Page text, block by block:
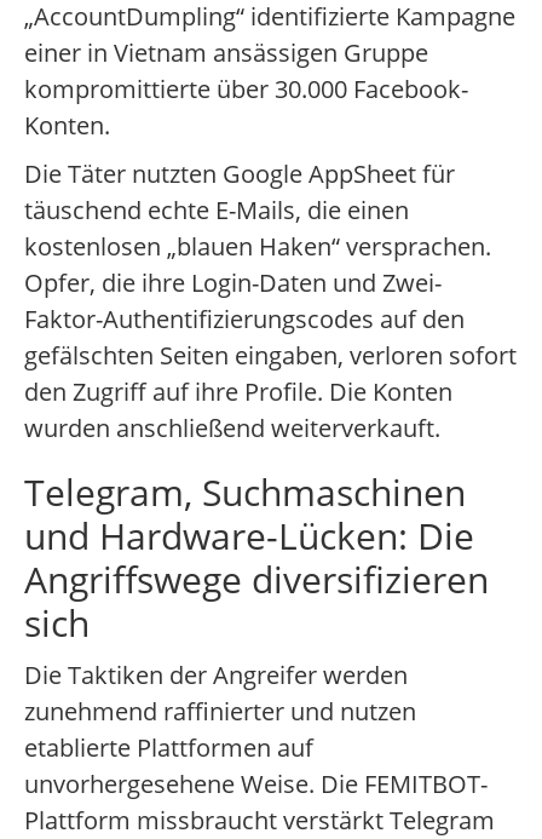
„AccountDumpling“ identifizierte Kampagne
einer in Vietnam ansässigen Gruppe
kompromittierte über 30.000 Facebook-
Konten.
Die Täter nutzten Google AppSheet für
täuschend echte E-Mails, die einen
kostenlosen „blauen Haken“ versprachen.
Opfer, die ihre Login-Daten und Zwei-
Faktor-Authentifizierungscodes auf den
gefälschten Seiten eingaben, verloren sofort
den Zugriff auf ihre Profile. Die Konten
wurden anschließend weiterverkauft.
Telegram, Suchmaschinen
und Hardware-Lücken: Die
Angriffswege diversifizieren
sich
Die Taktiken der Angreifer werden
zunehmend raffinierter und nutzen
etablierte Plattformen auf
unvorhergesehene Weise. Die FEMITBOT-
Plattform missbraucht verstärkt Telegram